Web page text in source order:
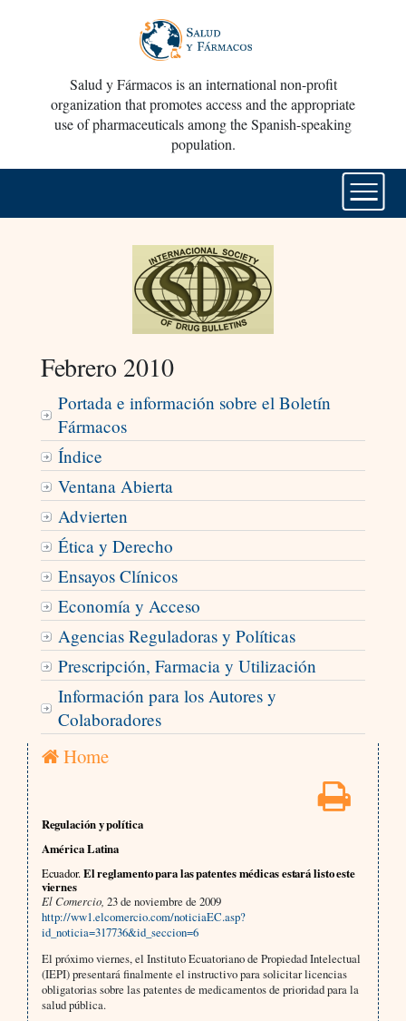
Salud y Fármacos is an international non-profit
organization that promotes access and the appropriate
use of pharmaceuticals among the Spanish-speaking
population.
Febrero 2010
Portada e información sobre el Boletín
Fármacos
Índice
Ventana Abierta
Advierten
Ética y Derecho
Ensayos Clínicos
Economía y Acceso
Agencias Reguladoras y Políticas
Prescripción, Farmacia y Utilización
Información para los Autores y
Colaboradores
Home
Regulación y política
América Latina
Ecuador.El reglamento para las patentes médicas estará listo este
viernes
El Comercio, 23 de noviembre de 2009
http://ww1.elcomercio.com/noticiaEC.asp?
id_noticia=317736&id_seccion=6
El próximo viernes, el Instituto Ecuatoriano de Propiedad Intelectual
(IEPI) presentará finalmente el instructivo para solicitar licencias
obligatorias sobre las patentes de medicamentos de prioridad para la
salud pública.